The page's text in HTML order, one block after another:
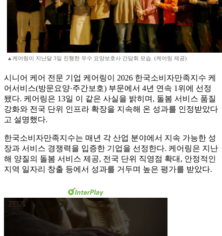
▲케어링이 지난달 3일 진행한 우수 요양보호사 간담회 모습. (케어링 제공)
시니어 케어 전문 기업 케어링이 2026 한국소비자만족지수 케
어서비스(방문요양·주간보호) 부문에서 4년 연속 1위에 선정
됐다. 케어링은 13일 이 같은 사실을 밝히며, 돌봄 서비스 품질
강화와 전국 단위 인프라 확장을 지속해 온 성과를 인정받았다
고 설명했다.
한국소비자만족지수는 매년 각 산업 분야에서 지속 가능한 성
장과 서비스 경쟁력을 입증한 기업을 선정한다. 케어링은 지난
해 양질의 돌봄 서비스 제공, 전국 단위 직영점 확대, 안정적인
지역 일자리 창출 등에서 성과를 거두며 높은 평가를 받았다.